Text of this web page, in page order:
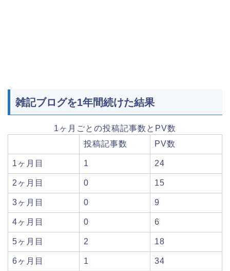
雑記ブログを1年間続けた結果
1ヶ月ごとの投稿記事数とPV数
投稿記事数
PV数
1ヶ月目 1 24
2ヶ月目 0 15
3ヶ月目 0 9
4ヶ月目 0 6
5ヶ月目 2 18
6ヶ月目 1 34